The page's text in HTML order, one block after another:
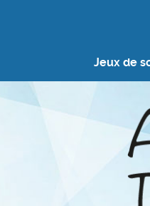
Jeux de